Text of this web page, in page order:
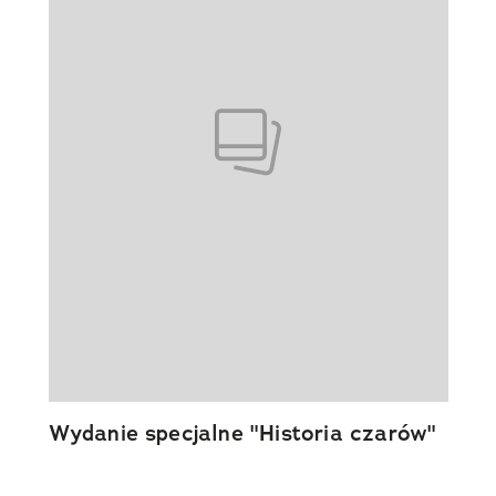
Wydanie specjalne "Historia czarów"